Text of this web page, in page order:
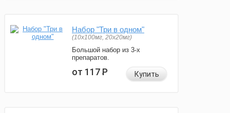
Набор "Три в одном"
(10x100мг, 20x20мг)
Большой набор из 3-х
препаратов.
от 117Р Купить